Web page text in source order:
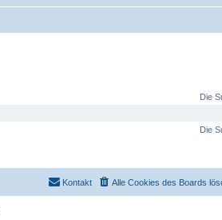
Die
Die
Alle Cookies des Boards
Kontakt